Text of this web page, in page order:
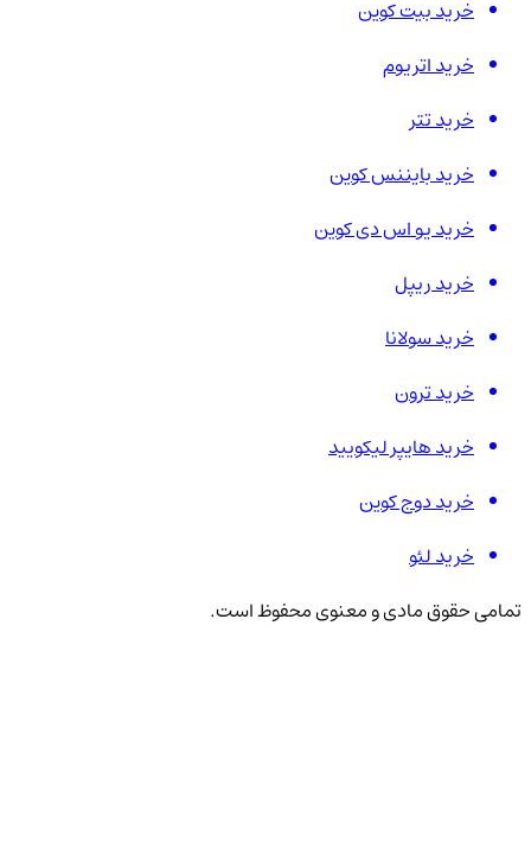
خرید بیت کوین
خرید اتریوم
خرید تتر
خرید بایننس کوین
خرید یو اس دی کوین
خرید ریپل
خرید سولانا
خرید ترون
خرید هایپر لیکویید
خرید دوج کوین
خرید لئو
تمامی حقوق مادی و معنوی محفوظ است.